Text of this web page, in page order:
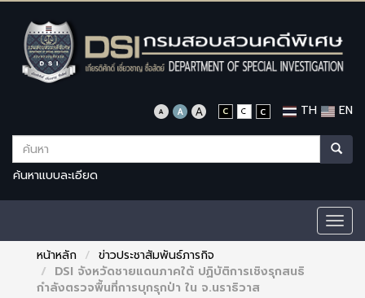
TH EN
ค้นหาแบบละเอียด
หน้าหลัก
ข่าวประชาสัมพันธ์ภารกิจ
DSI จังหวัดชายแดนภาคใต้ ปฏิบัติการเชิงรุกสนธิ
กำลังตรวจพื้นที่การบุกรุกป่า ใน จ.นราธิวาส